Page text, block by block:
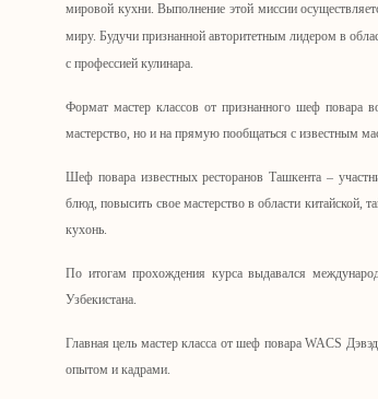
мировой кухни. Выполнение этой миссии
миру. Будучи признанной авторитетным лидером в
с профессией кулинара.
Формат мастер классов от признанного шеф
мастерство, но и на прямую пообщаться с известным
Шеф повара известных ресторанов Ташкента –
блюд, повысить свое мастерство в области китайской,
кухонь.
По итогам прохождения курса выдавался
Узбекистана.
Главная цель мастер класса от шеф повара WACS
опытом и кадрами.